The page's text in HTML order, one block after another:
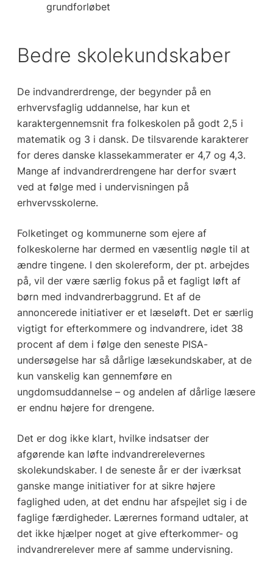
grundforløbet
Bedre skolekundskaber
De indvandrerdrenge, der begynder på en
erhvervsfaglig uddannelse, har kun et
karaktergennemsnit fra folkeskolen på godt 2,5 i
matematik og 3 i dansk. De tilsvarende karakterer
for deres danske klassekammerater er 4,7 og 4,3.
Mange af indvandrerdrengene har derfor svært
ved at følge med i undervisningen på
erhvervsskolerne.
Folketinget og kommunerne som ejere af
folkeskolerne har dermed en væsentlig nøgle til at
ændre tingene. I den skolereform, der pt. arbejdes
på, vil der være særlig fokus på et fagligt løft af
børn med indvandrerbaggrund. Et af de
annoncerede initiativer er et læseløft. Det er særlig
vigtigt for efterkommere og indvandrere, idet 38
procent af dem i følge den seneste PISA-
undersøgelse har så dårlige læsekundskaber, at de
kun vanskelig kan gennemføre en
ungdomsuddannelse – og andelen af dårlige læsere
er endnu højere for drengene.
Det er dog ikke klart, hvilke indsatser der
afgørende kan løfte indvandrerelevernes
skolekundskaber. I de seneste år er der iværksat
ganske mange initiativer for at sikre højere
faglighed uden, at det endnu har afspejlet sig i de
faglige færdigheder. Lærernes formand udtaler, at
det ikke hjælper noget at give efterkommer- og
indvandrerelever mere af samme undervisning.